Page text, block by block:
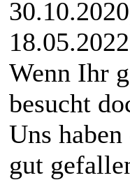
Wenn Ihr
besucht
Uns
gut